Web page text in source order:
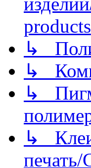
products
↳
↳
↳
↳